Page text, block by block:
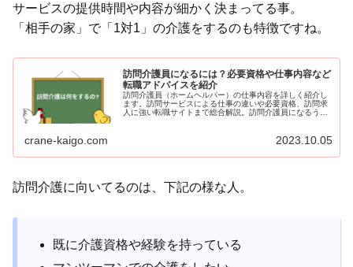
サービスの提供時間や内容が細かく決まってる事。
「相手の家」で「1対1」の介護をするのも特徴ですね。
訪問介護員になるには？必要資格や仕事内容など
転職アドバイスを紹介
訪問介護員（ホームヘルパー）の仕事内容を詳しく紹介し
ます。訪問サービスによる仕事の違いや必要資格、訪問求
人に強い転職サイトまで総合解説。訪問介護員になるうえ
crane-kaigo.com 2023.10.05
訪問介護に向いてるのは、下記の様な人。
既に介護資格や経験を持っている